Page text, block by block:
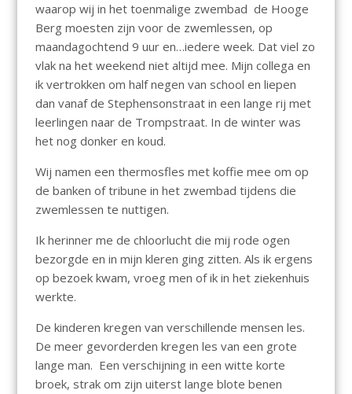
waarop wij in het toenmalige zwembad de Hooge
Berg moesten zijn voor de zwemlessen, op
maandagochtend 9 uur en…iedere week. Dat viel zo
vlak na het weekend niet altijd mee. Mijn collega en
ik vertrokken om half negen van school en liepen
dan vanaf de Stephensonstraat in een lange rij met
leerlingen naar de Trompstraat. In de winter was
het nog donker en koud.
Wij namen een thermosfles met koffie mee om op
de banken of tribune in het zwembad tijdens die
zwemlessen te nuttigen.
Ik herinner me de chloorlucht die mij rode ogen
bezorgde en in mijn kleren ging zitten. Als ik ergens
op bezoek kwam, vroeg men of ik in het ziekenhuis
werkte.
De kinderen kregen van verschillende mensen les.
De meer gevorderden kregen les van een grote
lange man. Een verschijning in een witte korte
broek, strak om zijn uiterst lange blote benen